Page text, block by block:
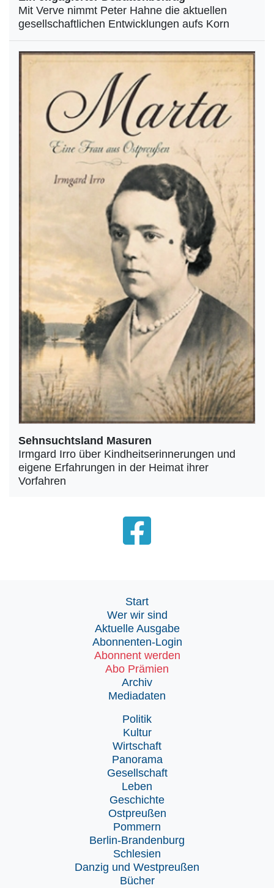
Mit Verve nimmt Peter Hahne die aktuellen
gesellschaftlichen Entwicklungen aufs Korn
Sehnsuchtsland Masuren
Irmgard Irro über Kindheitserinnerungen und
eigene Erfahrungen in der Heimat ihrer
Vorfahren
Start
Wer wir sind
Aktuelle Ausgabe
Abonnenten-Login
Abonnent werden
Abo Prämien
Archiv
Mediadaten
Politik
Kultur
Wirtschaft
Panorama
Gesellschaft
Leben
Geschichte
Ostpreußen
Pommern
Berlin-Brandenburg
Schlesien
Danzig und Westpreußen
Bücher